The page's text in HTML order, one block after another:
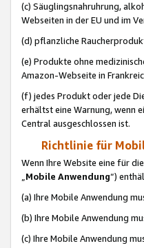
(c) Säuglingsnahruhrung,
Webseiten in der EU und im
(d) pflanzliche
(e) Produkte ohne
Amazon-Webseite in
(f) jedes Produkt oder jede
erhältst eine Warnung, wenn
Central ausgeschlossen ist.
Richtlinie für
Wenn Ihre Website eine für
„Mobile Anwendung“)
(a) Ihre Mobile Anwendung
(b) Ihre Mobile Anwendung
(c) Ihre Mobile Anwendung